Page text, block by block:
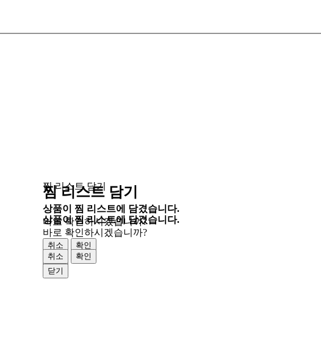
찜 리스트 담기
상품이 찜 리스트에 담겼습니다.
바로 확인하시겠습니까?
취소
확인
닫기
찜 리스트 담기
상품이 찜 리스트에 담겼습니다.
바로 확인하시겠습니까?
취소
확인
닫기